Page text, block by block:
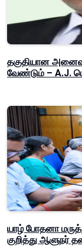
தகுதியான
வேண்டும் – A.J.
யாழ் போதனா
குறித்து